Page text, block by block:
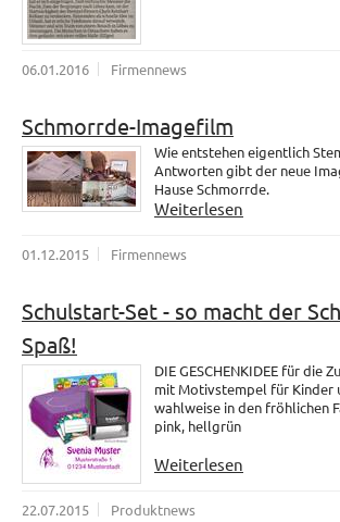
06.01.2016 Firmennews
Schmorrde-Imagefilm
Wie entstehen eigentlich
Antworten gibt der neue
Hause Schmorrde.
Weiterlesen
01.12.2015 Firmennews
Schulstart-Set - so macht der
Spaß!
DIE GESCHENKIDEE für die
mit Motivstempel für Kinder
wahlweise in den fröhlichen
pink, hellgrün
Weiterlesen
22.07.2015 Produktnews